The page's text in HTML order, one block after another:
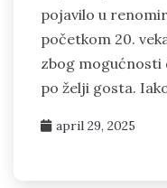
pojavilo u
početkom 20.
zbog mogućnosti
po želji gosta.
april 29, 2025